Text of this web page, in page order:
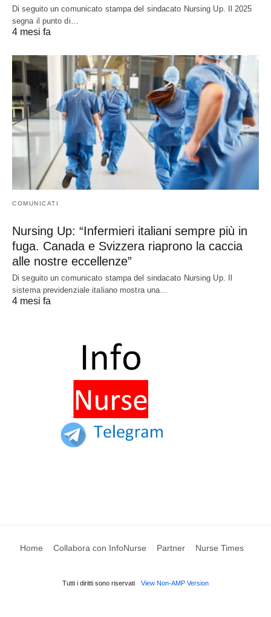
Di seguito un comunicato stampa del sindacato Nursing Up. Il 2025
segna il punto di…
4 mesi fa
COMUNICATI
Nursing Up: “Infermieri italiani sempre più in
fuga. Canada e Svizzera riaprono la caccia
alle nostre eccellenze”
Di seguito un comunicato stampa del sindacato Nursing Up. Il
sistema previdenziale italiano mostra una…
4 mesi fa
Home Collabora con InfoNurse Partner Nurse Times
Tutti i diritti sono riservati View Non-AMP Version